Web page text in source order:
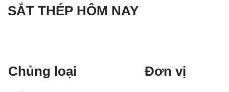
SẮT THÉP HÔM NAY
Chủng loại
Đơn vị